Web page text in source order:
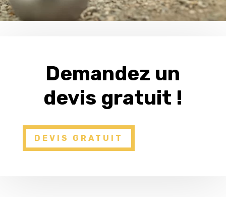
Demandez un
devis gratuit !
DEVIS GRATUIT